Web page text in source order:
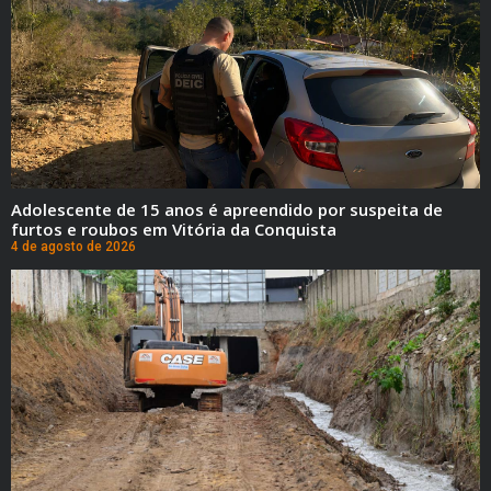
Adolescente de 15 anos é apreendido por suspeita de
furtos e roubos em Vitória da Conquista
4 de agosto de 2026